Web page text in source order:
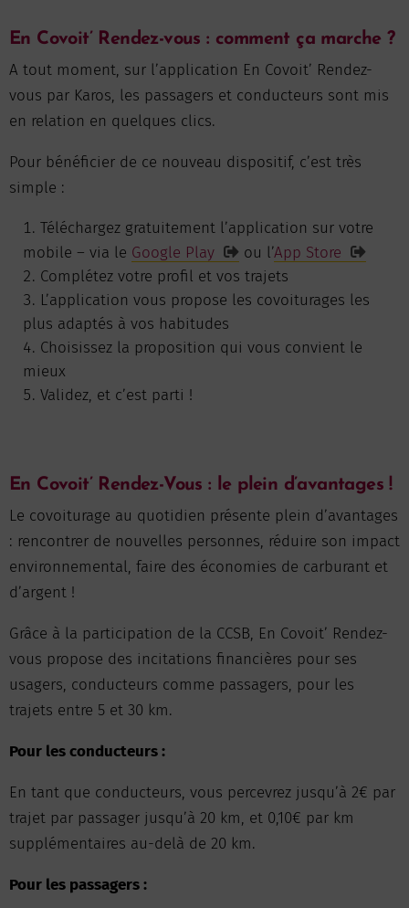
En Covoit’ Rendez-vous : comment ça marche ?
A tout moment, sur l’application En Covoit’ Rendez-
vous par Karos, les passagers et conducteurs sont mis
en relation en quelques clics.
Pour bénéficier de ce nouveau dispositif, c’est très
simple :
Téléchargez gratuitement l’application sur votre
mobile – via le Google Play ou l’App Store
Complétez votre profil et vos trajets
L’application vous propose les covoiturages les
plus adaptés à vos habitudes
Choisissez la proposition qui vous convient le
mieux
Validez, et c’est parti !
En Covoit’ Rendez-Vous : le plein d’avantages !
Le covoiturage au quotidien présente plein d’avantages
: rencontrer de nouvelles personnes, réduire son impact
environnemental, faire des économies de carburant et
d’argent !
Grâce à la participation de la CCSB, En Covoit’ Rendez-
vous propose des incitations financières pour ses
usagers, conducteurs comme passagers, pour les
trajets entre 5 et 30 km.
Pour les conducteurs :
En tant que conducteurs, vous percevrez jusqu’à 2€ par
trajet par passager jusqu’à 20 km, et 0,10€ par km
supplémentaires au-delà de 20 km.
Pour les passagers :